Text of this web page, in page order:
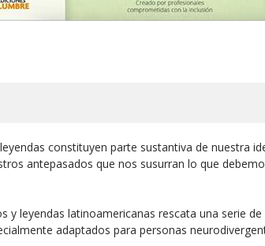
constituyen parte sustantiva de nuestra
antepasados que nos susurran lo que
y leyendas latinoamericanas rescata una serie
adaptados para personas